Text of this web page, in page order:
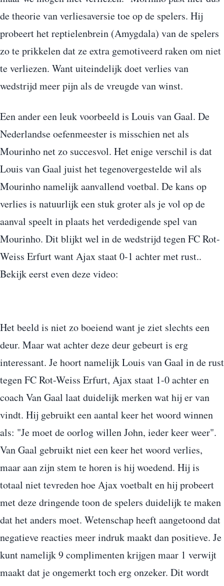
de theorie van verliesaversie toe op de spelers. Hij
probeert het reptielenbrein (Amygdala) van de spelers
zo te prikkelen dat ze extra gemotiveerd raken om niet
te verliezen. Want uiteindelijk doet verlies van
wedstrijd meer pijn als de vreugde van winst.
Een ander een leuk voorbeeld is Louis van Gaal. De
Nederlandse oefenmeester is misschien net als
Mourinho net zo succesvol. Het enige verschil is dat
Louis van Gaal juist het tegenovergestelde wil als
Mourinho namelijk aanvallend voetbal. De kans op
verlies is natuurlijk een stuk groter als je vol op de
aanval speelt in plaats het verdedigende spel van
Mourinho. Dit blijkt wel in de wedstrijd tegen FC Rot-
Weiss Erfurt want Ajax staat 0-1 achter met rust..
Bekijk eerst even deze video:
Het beeld is niet zo boeiend want je ziet slechts een
deur. Maar wat achter deze deur gebeurt is erg
interessant. Je hoort namelijk Louis van Gaal in de rust
tegen FC Rot-Weiss Erfurt, Ajax staat 1-0 achter en
coach Van Gaal laat duidelijk merken wat hij er van
vindt. Hij gebruikt een aantal keer het woord winnen
als: "Je moet de oorlog willen John, ieder keer weer".
Van Gaal gebruikt niet een keer het woord verlies,
maar aan zijn stem te horen is hij woedend. Hij is
totaal niet tevreden hoe Ajax voetbalt en hij probeert
met deze dringende toon de spelers duidelijk te maken
dat het anders moet. Wetenschap heeft aangetoond dat
negatieve reacties meer indruk maakt dan positieve. Je
kunt namelijk 9 complimenten krijgen maar 1 verwijt
maakt dat je ongemerkt toch erg onzeker. Dit wordt